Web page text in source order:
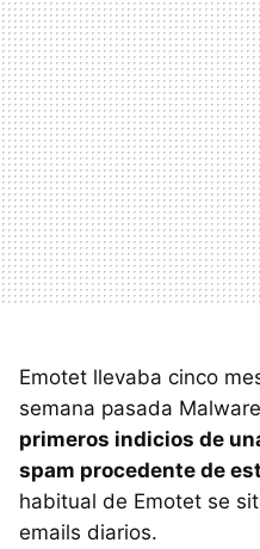
Emotet llevaba cinco
semana pasada
primeros indicios de
spam procedente de
habitual de Emotet se
emails diarios.